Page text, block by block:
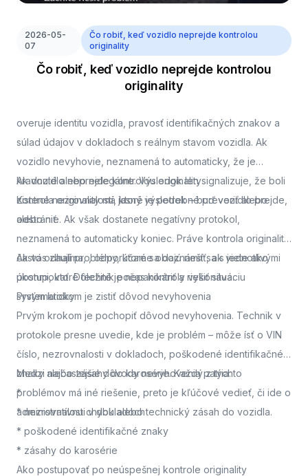
2026-05-
07
Čo robiť, keď vozidlo neprejde kontrolou
originality
Čo robiť, keď vozidlo neprejde kontrolou
originality
overuje identitu vozidla, pravosť identifikačných znakov a
súlad údajov v dokladoch s reálnym stavom vozidla. Ak
vozidlo nevyhovie, neznamená to automaticky, že je
kradnuté alebo nelegálne. Výsledok len signalizuje, že boli
zistené nezrovnalosti, ktoré je potrebné preveriť alebo
odstrániť.
Ak vozidlo neprejde kontrolou originality
Kontrola originality má jasný výsledok – buď vozidlo prejde,
alebo nie. Ak však dostanete negatívny protokol,
neznamená to automaticky koniec. Práve kontrola originality
často odhalí problémy, ktoré sa dajú riešiť, ak viete ako
postupovať. Dôležité je nepanikáriť a riešiť situáciu
systematicky.
Ak vás zaujíma,, odporúčame oboznámiť sa s jednotlivými
úkonmi, ktoré technik počas kontroly vykonáva.
Prvým krokom je zistiť dôvod nevyhovenia
Prvým krokom je pochopiť dôvod nevyhovenia. Technik v
protokole presne uvedie, kde je problém – môže ísť o VIN
číslo, nezrovnalosti v dokladoch, poškodené identifikačné
znaky alebo zásahy do karosérie. Každý z týchto
problémov má iné riešenie, preto je kľúčové vedieť, či ide o
administratívnu chybu alebo technický zásah do vozidla.
Medzi najčastejšie dôvody nevyhovenia patria:
*
* nezrovnalosti v dokladoch
* poškodené identifikačné znaky
* zásahy do karosérie
Ako postupovať po neúspešnej kontrole originality